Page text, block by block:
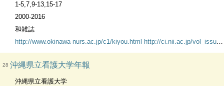
1-5,7,9-13,15-17
2000-2016
和雑誌
http://www.okinawa-nurs.ac.jp/c1/kiyou.html
http://ci.nii.ac.jp/vol_issue/nels/AA11475683_ja.html
28 沖縄県立看護大学年報
沖縄県立看護大学